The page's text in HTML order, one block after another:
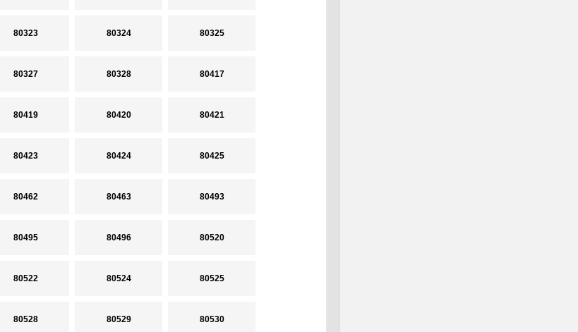
80323 80324 80325
80327 80328 80417
80419 80420 80421
80423 80424 80425
80462 80463 80493
80495 80496 80520
80522 80524 80525
80528 80529 80530